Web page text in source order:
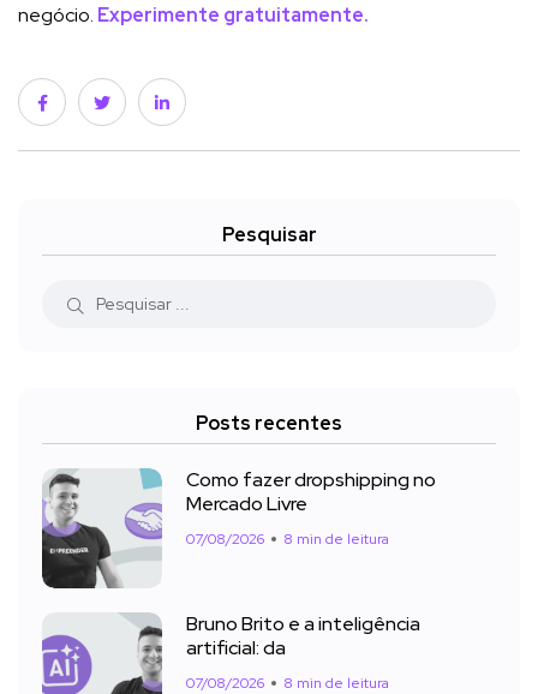
negócio. Experimente gratuitamente.
Pesquisar
Posts recentes
Como fazer dropshipping no
Mercado Livre
07/08/2026 8 min de leitura
Bruno Brito e a inteligência
artificial: da
07/08/2026 8 min de leitura